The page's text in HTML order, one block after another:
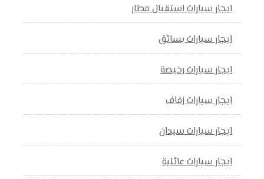
ايجار سيارات استقبال مطار
ايجار سيارات بسائق
ايجار سيارات رخيصة
ايجار سيارات زفاف
ايجار سيارات سيدان
ايجار سيارات عائلية